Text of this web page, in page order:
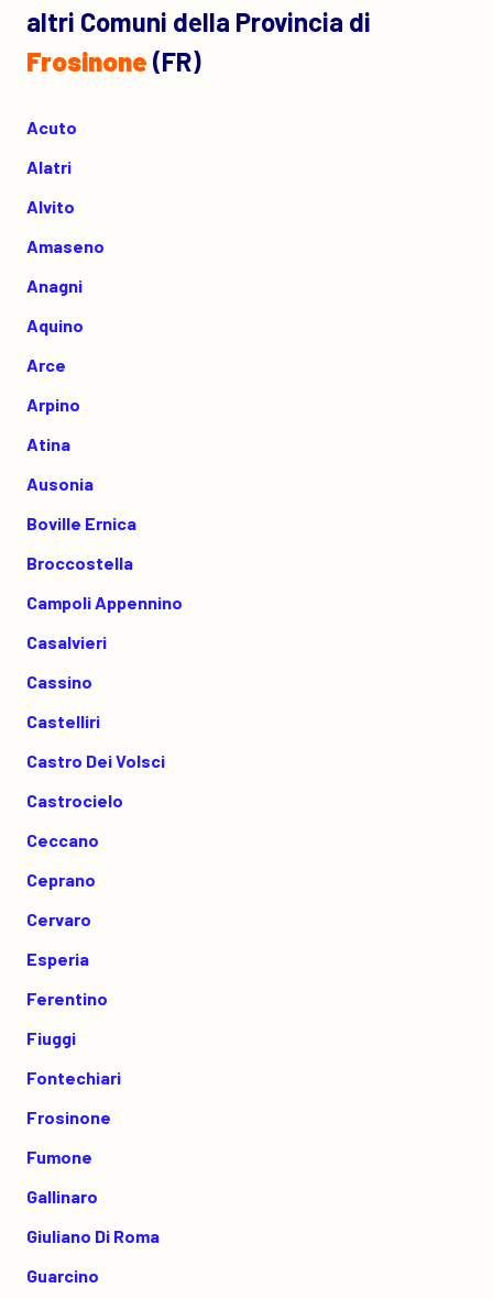
altri Comuni della Provincia di
Frosinone (FR)
Acuto
Alatri
Alvito
Amaseno
Anagni
Aquino
Arce
Arpino
Atina
Ausonia
Boville Ernica
Broccostella
Campoli Appennino
Casalvieri
Cassino
Castelliri
Castro Dei Volsci
Castrocielo
Ceccano
Ceprano
Cervaro
Esperia
Ferentino
Fiuggi
Fontechiari
Frosinone
Fumone
Gallinaro
Giuliano Di Roma
Guarcino